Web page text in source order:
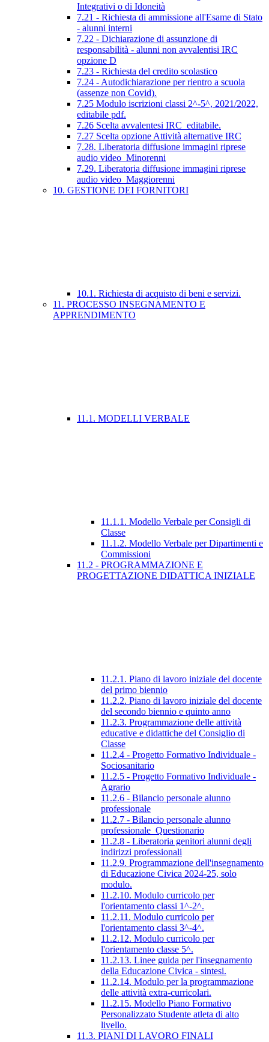
Integrativi o di Idoneità
7.21 - Richiesta di ammissione all'Esame di Stato
- alunni interni
7.22 - Dichiarazione di assunzione di
responsabilità - alunni non avvalentisi IRC
opzione D
7.23 - Richiesta del credito scolastico
7.24 - Autodichiarazione per rientro a scuola
(assenze non Covid).
7.25 Modulo iscrizioni classi 2^-5^, 2021/2022,
editabile pdf.
7.26 Scelta avvalentesi IRC_editabile.
7.27 Scelta opzione Attività alternative IRC
7.28. Liberatoria diffusione immagini riprese
audio video_Minorenni
7.29. Liberatoria diffusione immagini riprese
audio video_Maggiorenni
10. GESTIONE DEI FORNITORI
10.1. Richiesta di acquisto di beni e servizi.
11. PROCESSO INSEGNAMENTO E
APPRENDIMENTO
11.1. MODELLI VERBALE
11.1.1. Modello Verbale per Consigli di
Classe
11.1.2. Modello Verbale per Dipartimenti e
Commissioni
11.2 - PROGRAMMAZIONE E
PROGETTAZIONE DIDATTICA INIZIALE
11.2.1. Piano di lavoro iniziale del docente
del primo biennio
11.2.2. Piano di lavoro iniziale del docente
del secondo biennio e quinto anno
11.2.3. Programmazione delle attività
educative e didattiche del Consiglio di
Classe
11.2.4 - Progetto Formativo Individuale -
Sociosanitario
11.2.5 - Progetto Formativo Individuale -
Agrario
11.2.6 - Bilancio personale alunno
professionale
11.2.7 - Bilancio personale alunno
professionale_Questionario
11.2.8 - Liberatoria genitori alunni degli
indirizzi professionali
11.2.9. Programmazione dell'insegnamento
di Educazione Civica 2024-25, solo
modulo.
11.2.10. Modulo curricolo per
l'orientamento classi 1^-2^.
11.2.11. Modulo curricolo per
l'orientamento classi 3^-4^.
11.2.12. Modulo curricolo per
l'orientamento classe 5^.
11.2.13. Linee guida per l'insegnamento
della Educazione Civica - sintesi.
11.2.14. Modulo per la programmazione
delle attività extra-curricolari.
11.2.15. Modello Piano Formativo
Personalizzato Studente atleta di alto
livello.
11.3. PIANI DI LAVORO FINALI